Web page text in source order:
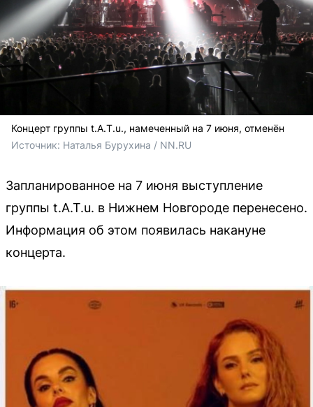
Концерт группы t.A.T.u., намеченный на 7 июня, отменён
Источник: Наталья Бурухина / NN.RU
Запланированное на 7 июня выступление
группы t.A.T.u. в Нижнем Новгороде перенесено.
Информация об этом появилась накануне
концерта.